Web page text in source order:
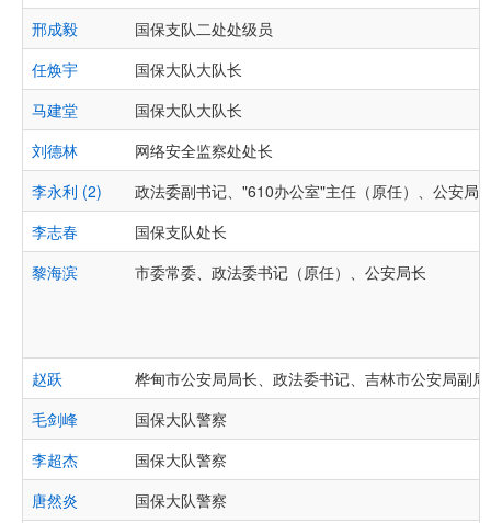
邢成毅
国保支队二处处级员
任焕宇
国保大队大队长
马建堂
国保大队大队长
刘德林
网络安全监察处处长
李永利 (2)
政法委副书记、"610办公室"主任（原任）、公安局
李志春
国保支队处长
黎海滨
市委常委、政法委书记（原任）、公安局长
赵跃
桦甸市公安局局长、政法委书记、吉林市公安局副
毛剑峰
国保大队警察
李超杰
国保大队警察
唐然炎
国保大队警察